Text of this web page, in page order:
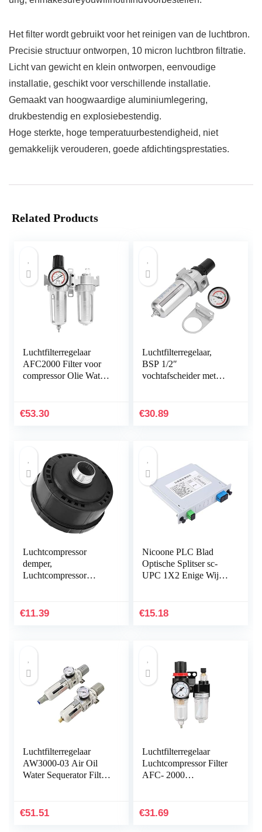
Het filter wordt gebruikt voor het reinigen van de luchtbron.
Precisie structuur ontworpen, 10 micron luchtbron filtratie.
Licht van gewicht en klein ontworpen, eenvoudige
installatie, geschikt voor verschillende installatie.
Gemaakt van hoogwaardige aluminiumlegering,
drukbestendig en explosiebestendig.
Hoge sterkte, hoge temperatuurbestendigheid, niet
gemakkelijk verouderen, goede afdichtingsprestaties.
Related Products
Luchtfilterregelaar
AFC2000 Filter voor
compressor Olie Water
Luchtdrukregelaar…
€53.30
Luchtfilterregelaar,
BSP 1/2″
vochtafscheider met
montageaansluiting
€30.89
Luchtcompressor
demper,
Luchtcompressor
25mm Filter Inlaat Dia
€11.39
Nicoone PLC Blad
Optische Splitser sc-
UPC 1X2 Enige Wijze
€15.18
Luchtfilterregelaar
AW3000-03 Air Oil
Water Sequerator Filter
Pneumatische
€51.51
Luchtfilterregelaar
Luchtcompressor Filter
AFC- 2000
Compressor Olie
€31.69